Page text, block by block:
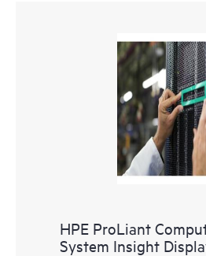
HPE ProLiant
System Insight